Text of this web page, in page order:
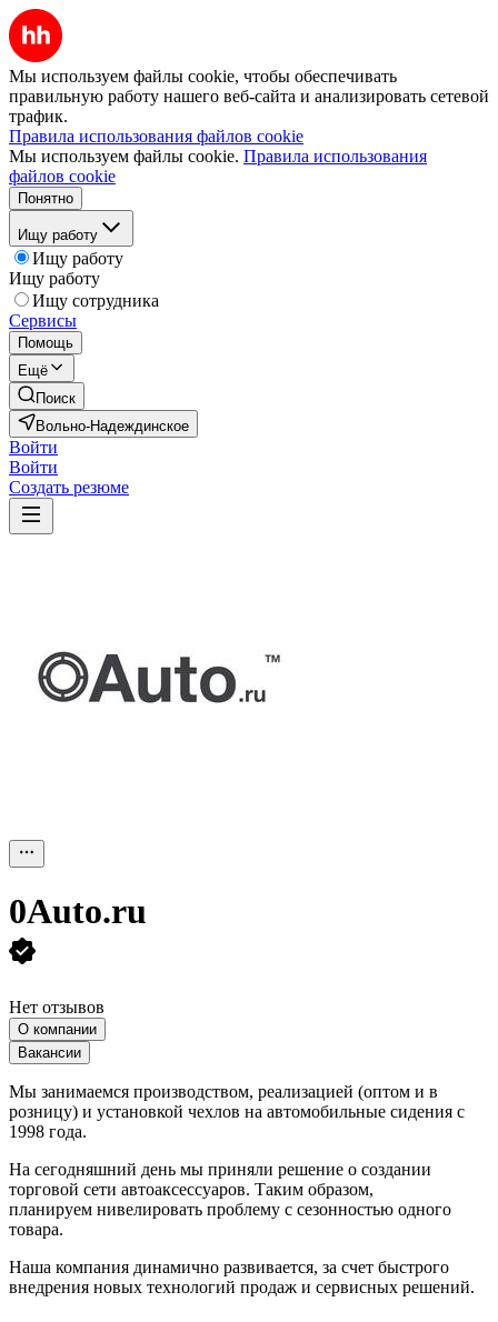
Мы используем файлы cookie, чтобы обеспечивать
правильную работу нашего веб-сайта и анализировать сетевой
трафик.
Правила использования файлов cookie
Мы используем файлы cookie. Правила использования
файлов cookie
Понятно
Ищу работу
Ищу работу
Ищу работу
Ищу сотрудника
Сервисы
Помощь
Ещё
Поиск
Вольно-Надеждинское
Войти
Войти
Создать резюме
0Auto.ru
Нет отзывов
О компании
Вакансии
Мы занимаемся производством, реализацией (оптом и в
розницу) и установкой чехлов на автомобильные сидения с
1998 года.
На сегодняшний день мы приняли решение о создании
торговой сети автоаксессуаров. Таким образом,
планируем нивелировать проблему с сезонностью одного
товара.
Наша компания динамично развивается, за счет быстрого
внедрения новых технологий продаж и сервисных решений.